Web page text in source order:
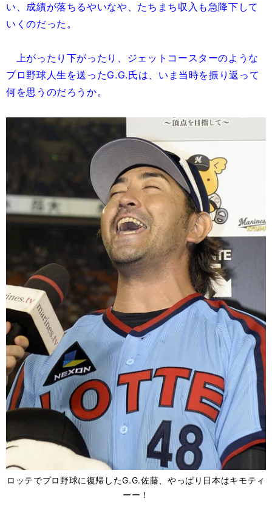
い、成績が落ちるやいなや、たちまち収入も急降下して
いくのだった。
上がったり下がったり、ジェットコースターのような
プロ野球人生を送ったG.G.氏は、いま当時を振り返って
何を思うのだろうか。
ロッテでプロ野球に復帰したG.G.佐藤、やっぱり日本はキモティ
ーー！